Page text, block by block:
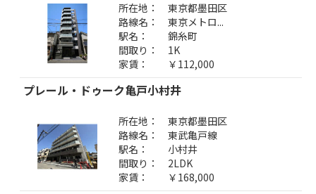
所在地：
東京都墨田区
路線名：
東京メトロ...
駅名：
錦糸町
間取り：
1K
家賃：
￥112,000
プレール・ドゥーク亀戸小村井
所在地：
東京都墨田区
路線名：
東武亀戸線
駅名：
小村井
間取り：
2LDK
家賃：
￥168,000